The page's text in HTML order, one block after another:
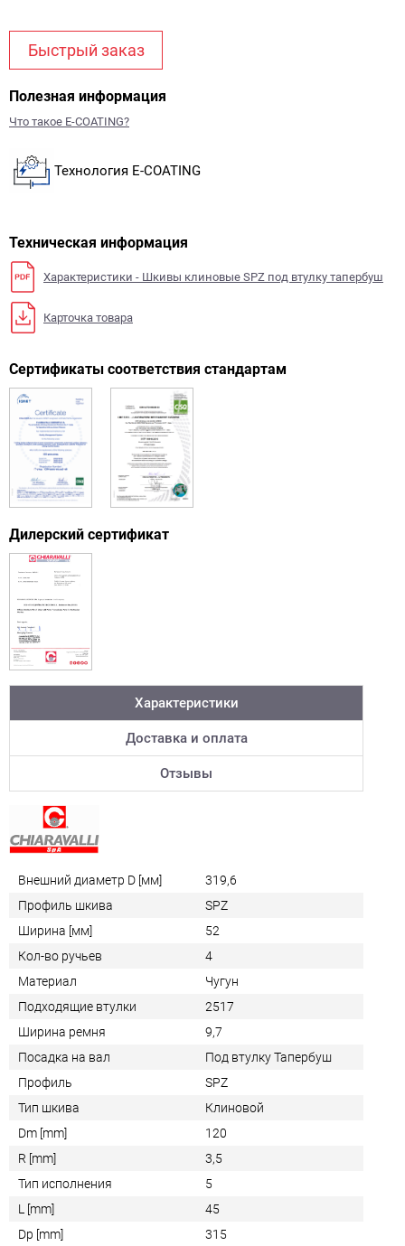
Быстрый заказ
Полезная информация
Что такое E-COATING?
Технология E-COATING
Техническая информация
Характеристики - Шкивы клиновые SPZ под втулку тапербуш
Карточка товара
Сертификаты соответствия стандартам
Дилерский сертификат
Характеристики
Доставка и оплата
Отзывы
Внешний диаметр D [мм]
319,6
Профиль шкива
SPZ
Ширина [мм]
52
Кол-во ручьев
4
Материал
Чугун
Подходящие втулки
2517
Ширина ремня
9,7
Посадка на вал
Под втулку Тапербуш
Профиль
SPZ
Тип шкива
Клиновой
Dm [mm]
120
R [mm]
3,5
Тип исполнения
5
L [mm]
45
Dp [mm]
315